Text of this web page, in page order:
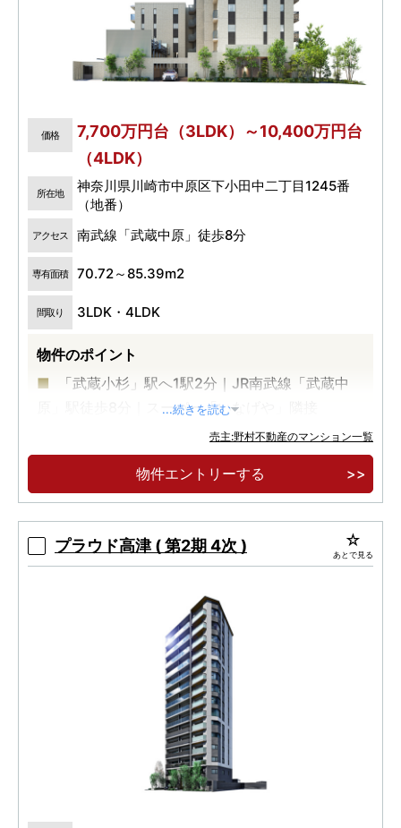
価格
7,700万円台（3LDK）～10,400万円台
（4LDK）
所在地
神奈川県川崎市中原区下小田中二丁目1245番
（地番）
アクセス 南武線「武蔵中原」徒歩8分
専有面積 70.72～85.39m2
間取り 3LDK・4LDK
物件のポイント
「武蔵小杉」駅へ1駅2分｜JR南武線「武蔵中
原」駅徒歩8分｜スーパー「いなげや」隣接
専有面積70㎡超・3LDK中心｜80㎡台・4LDK
までのゆとりのプラン
...続きを読む
売主:野村不動産のマンション一覧
物件エントリーする
プラウド高津 ( 第2期 4次 ) あとで見る